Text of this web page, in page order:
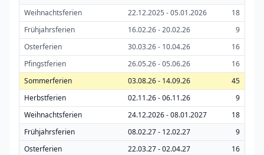
Weihnachtsferien
22.12.2025 - 05.01.2026
18
Frühjahrsferien
16.02.26 - 20.02.26
9
Osterferien
30.03.26 - 10.04.26
16
Pfingstferien
26.05.26 - 05.06.26
16
Sommerferien
03.08.26 - 14.09.26
45
Herbstferien
02.11.26 - 06.11.26
9
Weihnachtsferien
24.12.2026 - 08.01.2027
18
Frühjahrsferien
08.02.27 - 12.02.27
9
Osterferien
22.03.27 - 02.04.27
16